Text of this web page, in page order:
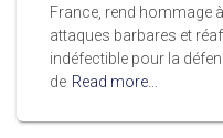
France, rend hommage
attaques barbares et
indéfectible pour la
de Read more…